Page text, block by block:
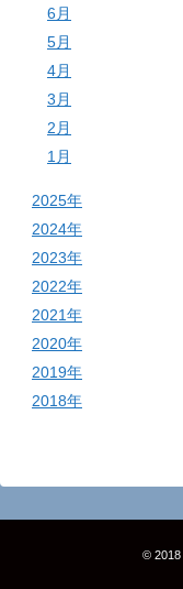
6月
5月
4月
3月
2月
1月
2025年
2024年
2023年
2022年
2021年
2020年
2019年
2018年
© 2018